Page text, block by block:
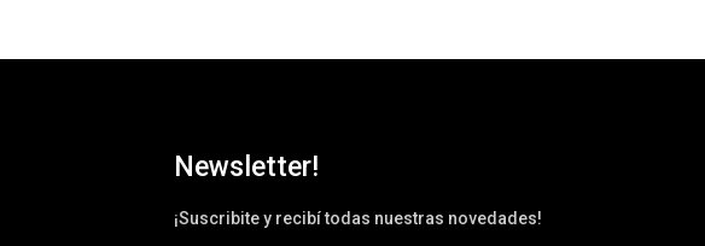
Newsletter!
¡Suscribite y recibí todas nuestras novedades!